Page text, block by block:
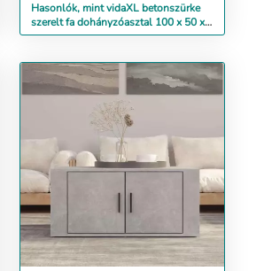
Hasonlók, mint vidaXL betonszürke
szerelt fa dohányzóasztal 100 x 50 x
45 cm